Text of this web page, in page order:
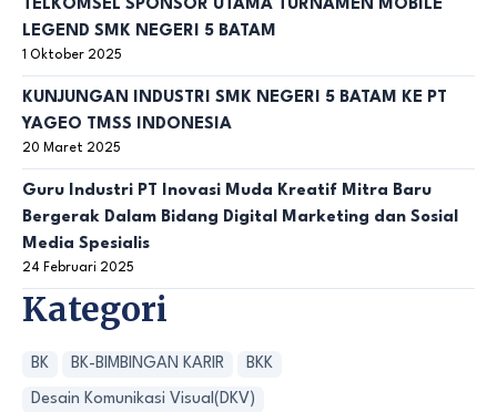
TELKOMSEL SPONSOR UTAMA TURNAMEN MOBILE
LEGEND SMK NEGERI 5 BATAM
1 Oktober 2025
KUNJUNGAN INDUSTRI SMK NEGERI 5 BATAM KE PT
YAGEO TMSS INDONESIA
20 Maret 2025
Guru Industri PT Inovasi Muda Kreatif Mitra Baru
Bergerak Dalam Bidang Digital Marketing dan Sosial
Media Spesialis
24 Februari 2025
Kategori
BK BK-BIMBINGAN KARIR BKK
Desain Komunikasi Visual(DKV)